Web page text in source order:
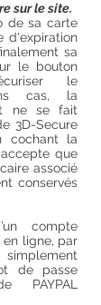
sur le site.
de sa carte
d'expiration
sa
le bouton
le
cas, la
ne se fait
3D-Secure
cochant la
que
associé
conservés
compte
ligne, par
de passe
PAYPAL